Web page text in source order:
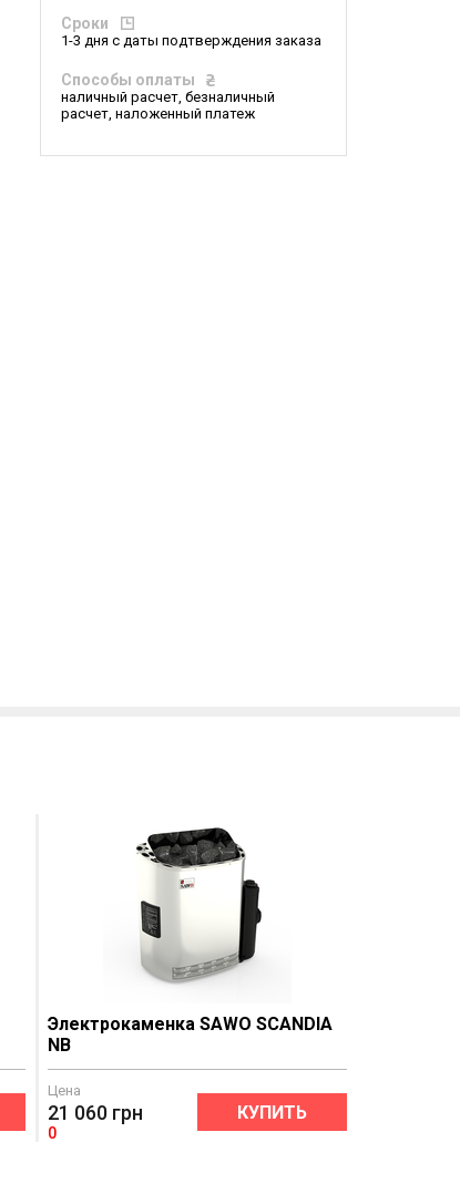
Сроки
1-3 дня с даты подтверждения заказа
Способы оплаты
наличный расчет, безналичный
расчет, наложенный платеж
Электрокаменка SAWO SCANDIA
NB
Цена
21 060 грн
0
КУПИТЬ